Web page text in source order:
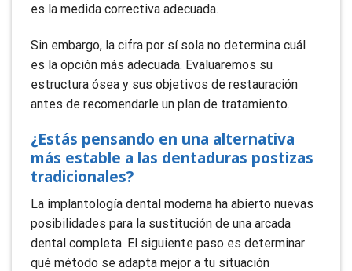
es la medida correctiva adecuada.
Sin embargo, la cifra por sí sola no determina cuál
es la opción más adecuada. Evaluaremos su
estructura ósea y sus objetivos de restauración
antes de recomendarle un plan de tratamiento.
¿Estás pensando en una alternativa
más estable a las dentaduras postizas
tradicionales?
La implantología dental moderna ha abierto nuevas
posibilidades para la sustitución de una arcada
dental completa. El siguiente paso es determinar
qué método se adapta mejor a tu situación